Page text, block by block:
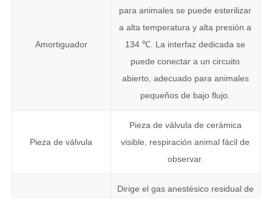
Amortiguador
para animales se puede esterilizar
a alta temperatura y alta presión a
134 ℃. La interfaz dedicada se
puede conectar a un circuito
abierto, adecuado para animales
pequeños de bajo flujo.
Pieza de válvula
Pieza de válvula de cerámica
visible, respiración animal fácil de
observar.
Dirige el gas anestésico residual de